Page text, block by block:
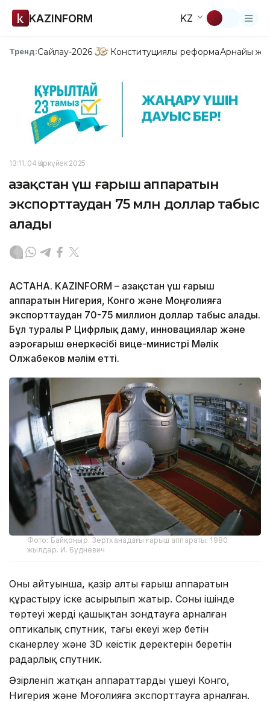
KAZINFORM KZ
Тренд:Сайлау-2026 Конституциялық реформаАрнайы
13:11, 04 Қыркүйек 2025
Қазақстан үш ғарыш аппаратын
экспорттаудан 75 млн доллар табыс
алады
АСТАНА. KAZINFORM – Қазақстан үш ғарыш
аппаратын Нигерия, Конго және Моңғолияға
экспорттаудан 70-75 миллион доллар табыс алады.
Бұл туралы ҚР Цифрлық даму, инновациялар және
аэроғарыш өнеркәсібі вице-министрі Мәлік
Олжабеков мәлім етті.
Фото: Байқоңыр. Зертханадағы ғарыш аппараты. 1980
жылдар. И. Будневич
Оның айтуынша, қазір алты ғарыш аппаратын
құрастыру іске асырылып жатыр. Соның ішінде
төртеуі жерді қашықтан зондтауға арналған
оптикалық спутник, тағы екеуі жер бетін
сканерлеу және 3D кеңістік деректерін беретін
радарлық спутник.
Әзірленіп жатқан аппараттардың үшеуі Конго,
Нигерия және Моңғолияға экспорттауға арналған.